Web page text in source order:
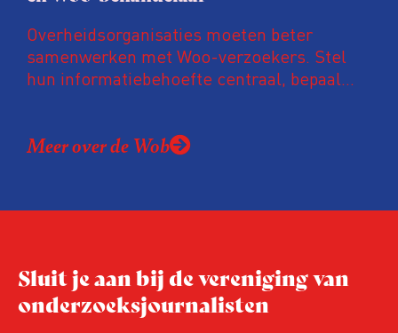
Overheidsorganisaties moeten beter
samenwerken met Woo-verzoekers. Stel
hun informatiebehoefte centraal, bepaal
de samenwerking bovendien een openbare
Meer over de Wob
Sluit je aan bij de vereniging van
onderzoeksjournalisten